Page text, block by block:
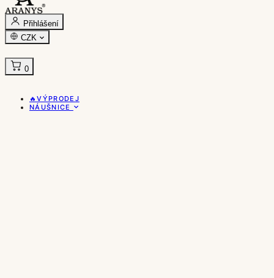
Přihlášení
CZK
0
🔥VÝPRODEJ
NÁUŠNICE